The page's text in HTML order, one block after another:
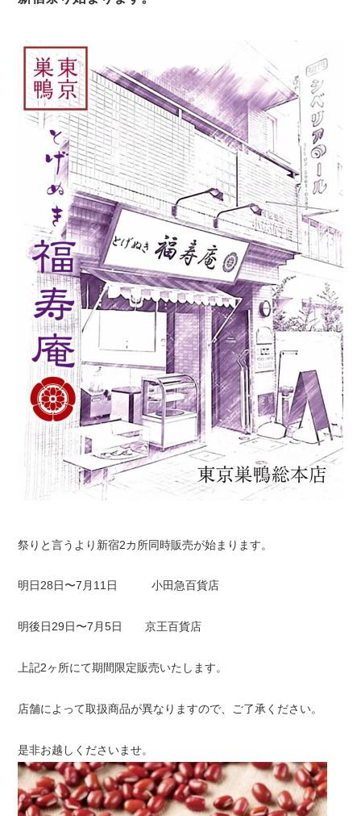
祭りと言うより新宿2カ所同時販売が始まります。
明日28日〜7月11日 小田急百貨店
明後日29日〜7月5日 京王百貨店
上記2ヶ所にて期間限定販売いたします。
店舗によって取扱商品が異なりますので、ご了承ください。
是非お越しくださいませ。